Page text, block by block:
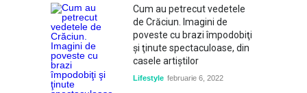
Cum au petrecut vedetele
de Crăciun. Imagini de
poveste cu brazi împodobiţi
şi ţinute spectaculoase, din
casele artiştilor
Lifestyle februarie 6, 2022